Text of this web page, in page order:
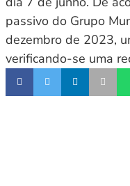
passivo do Grupo
dezembro de 2023,
verificando-se uma